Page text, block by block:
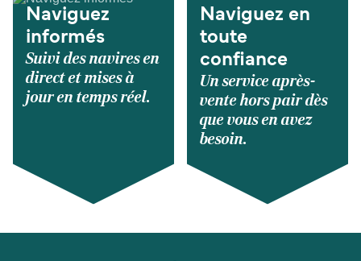
Naviguez
informés
Suivi des navires en
direct et mises à
jour en temps réel.
Naviguez en
toute
confiance
Un service après-
vente hors pair dès
que vous en avez
besoin.